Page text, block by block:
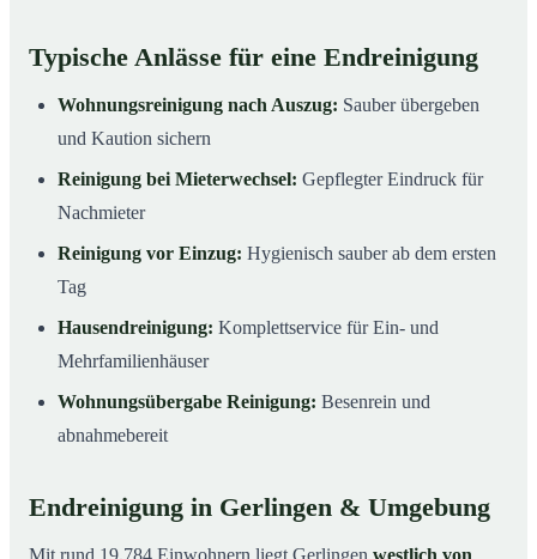
Typische Anlässe für eine Endreinigung
Wohnungsreinigung nach Auszug: Sauber übergeben
und Kaution sichern
Reinigung bei Mieterwechsel: Gepflegter Eindruck für
Nachmieter
Reinigung vor Einzug: Hygienisch sauber ab dem ersten
Tag
Hausendreinigung: Komplettservice für Ein- und
Mehrfamilienhäuser
Wohnungsübergabe Reinigung: Besenrein und
abnahmebereit
Endreinigung in Gerlingen & Umgebung
Mit rund 19.784 Einwohnern liegt Gerlingen westlich von